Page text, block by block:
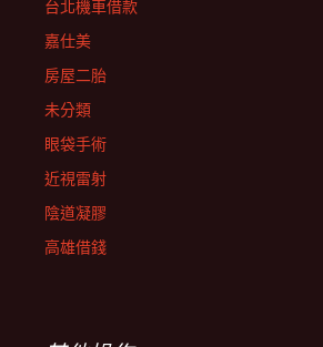
台北機車借款
嘉仕美
房屋二胎
未分類
眼袋手術
近視雷射
陰道凝膠
高雄借錢